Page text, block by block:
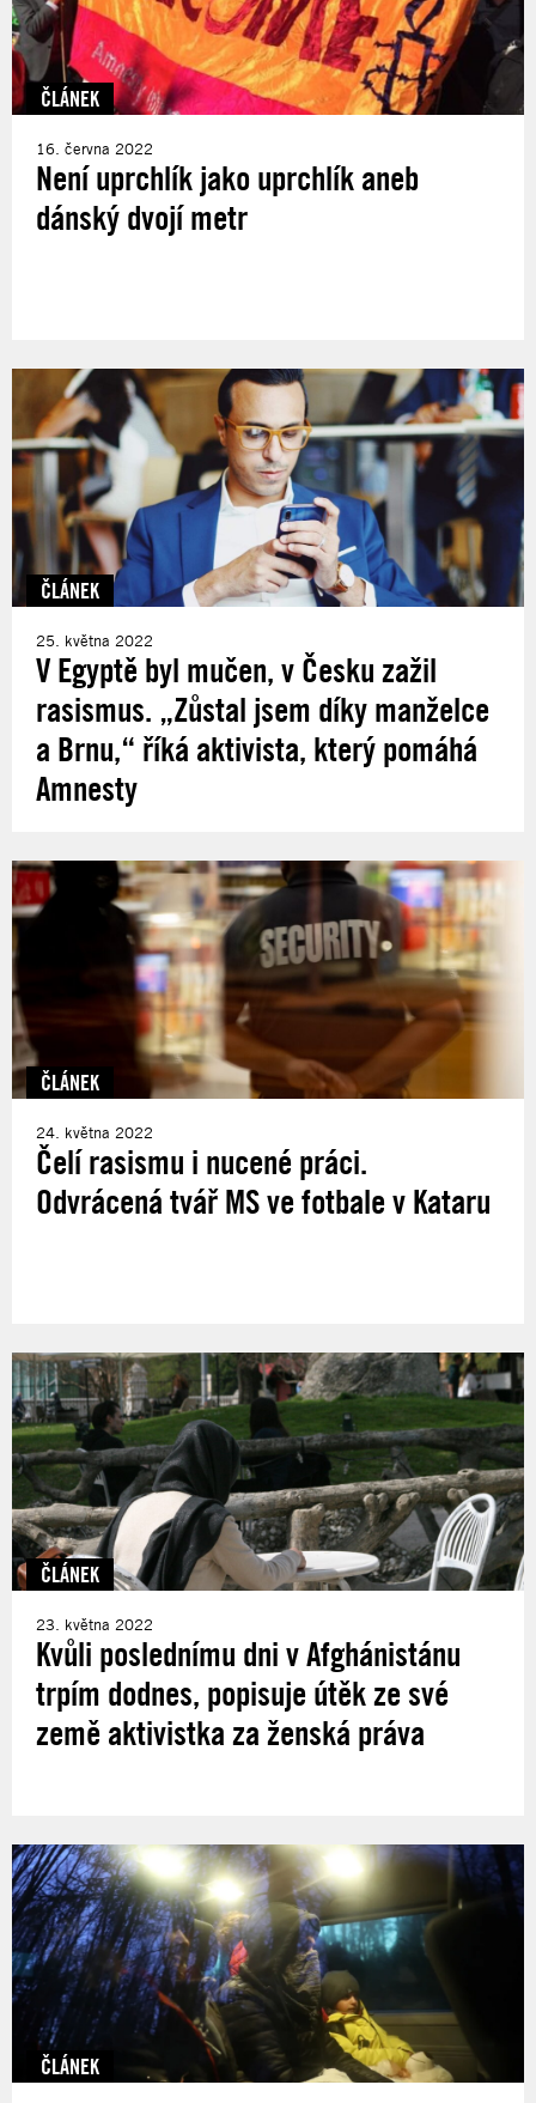
ČLÁNEK
16. června 2022
Není uprchlík jako uprchlík aneb
dánský dvojí metr
ČLÁNEK
25. května 2022
V Egyptě byl mučen, v Česku zažil
rasismus. „Zůstal jsem díky manželce
a Brnu,“ říká aktivista, který pomáhá
Amnesty
ČLÁNEK
24. května 2022
Čelí rasismu i nucené práci.
Odvrácená tvář MS ve fotbale v Kataru
ČLÁNEK
23. května 2022
Kvůli poslednímu dni v Afghánistánu
trpím dodnes, popisuje útěk ze své
země aktivistka za ženská práva
ČLÁNEK